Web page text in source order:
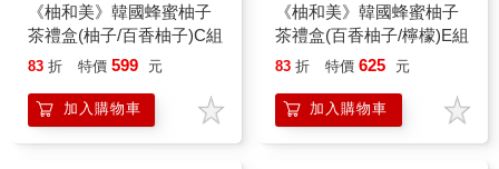
《柚和美》韓國蜂蜜柚子
茶禮盒(柚子/百香柚子)C組
83 折 特價 599 元
加入購物車
《柚和美》韓國蜂蜜柚子
茶禮盒(百香柚子/檸檬)E組
83 折 特價 625 元
加入購物車